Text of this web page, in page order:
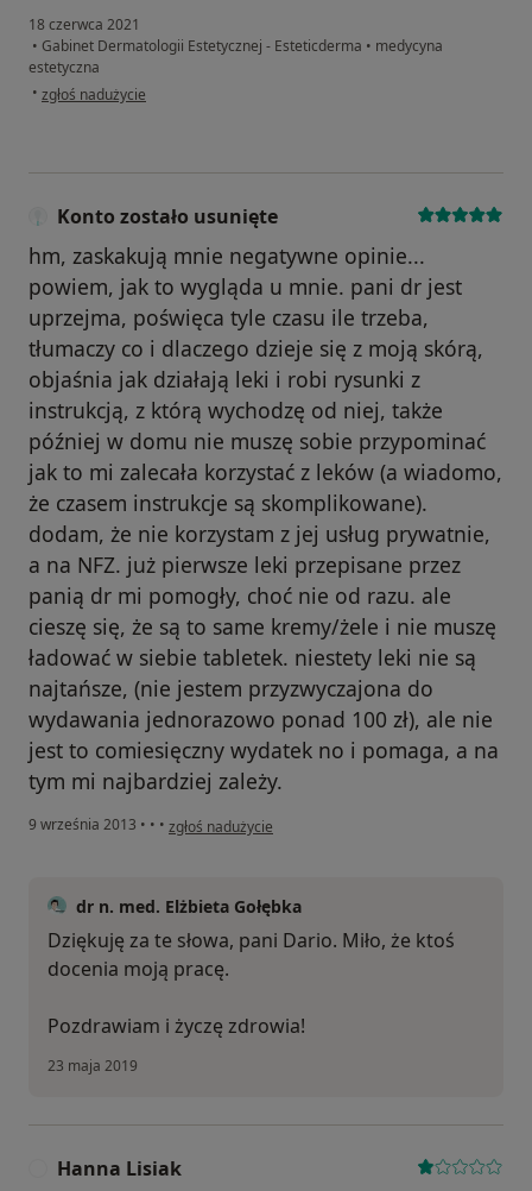
18 czerwca 2021
• Gabinet Dermatologii Estetycznej - Esteticderma • medycyna
estetyczna
• w opinii użytkownika Olga M.
zgłoś nadużycie
Konto zostało usunięte
hm, zaskakują mnie negatywne opinie...
powiem, jak to wygląda u mnie. pani dr jest
uprzejma, poświęca tyle czasu ile trzeba,
tłumaczy co i dlaczego dzieje się z moją skórą,
objaśnia jak działają leki i robi rysunki z
instrukcją, z którą wychodzę od niej, także
później w domu nie muszę sobie przypominać
jak to mi zalecała korzystać z leków (a wiadomo,
że czasem instrukcje są skomplikowane).
dodam, że nie korzystam z jej usług prywatnie,
a na NFZ. już pierwsze leki przepisane przez
panią dr mi pomogły, choć nie od razu. ale
cieszę się, że są to same kremy/żele i nie muszę
ładować w siebie tabletek. niestety leki nie są
najtańsze, (nie jestem przyzwyczajona do
wydawania jednorazowo ponad 100 zł), ale nie
jest to comiesięczny wydatek no i pomaga, a na
tym mi najbardziej zależy.
9 września 2013 • • • w opinii użytkownika Konto zostało usunięte
zgłoś nadużycie
dr n. med. Elżbieta Gołębka
Dziękuję za te słowa, pani Dario. Miło, że ktoś
docenia moją pracę.
Pozdrawiam i życzę zdrowia!
23 maja 2019
Hanna Lisiak